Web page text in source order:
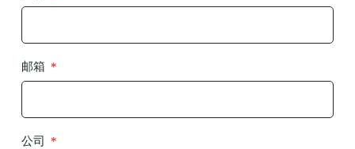
邮箱
公司